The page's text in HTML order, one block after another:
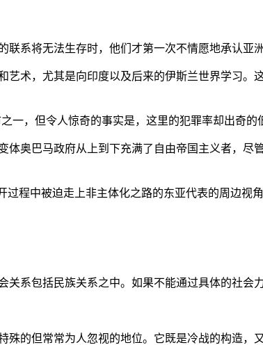
系将无法生存时，他们才第一次不情愿地承认亚洲
艺术，尤其是向印度以及后来的伊斯兰世界学习
一，但令人惊奇的事实是，这里的犯罪率却出奇的
体奥巴马政府从上到下充满了自由帝国主义者，
过程中被迫走上非主体化之路的东亚代表的周边
关系包括民族关系之中。如果不能通过具体的社
殊的但常常为人忽视的地位。它既是冷战的构造，